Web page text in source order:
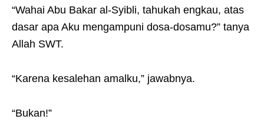
“Wahai Abu Bakar al-Syibli, tahukah engkau, atas
dasar apa Aku mengampuni dosa-dosamu?” tanya
Allah SWT.
“Karena kesalehan amalku,” jawabnya.
“Bukan!”